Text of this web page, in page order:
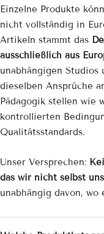
Einzelne Produkte
nicht vollständig in
Artikeln stammt das
ausschließlich aus
unabhängigen Studios
dieselben Ansprüche
Pädagogik stellen wie
kontrollierten
Qualitätsstandards.
Unser Versprechen:
das wir nicht selbst
unabhängig davon,